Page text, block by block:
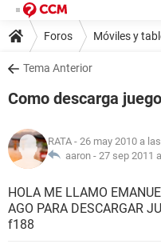
Foros Móviles y
Tema Anterior
Como descarga
RATA - 26 may 2010 a
aaron - 27 sep 2011
HOLA ME LLAMO
AGO PARA DESCARGAR
f188